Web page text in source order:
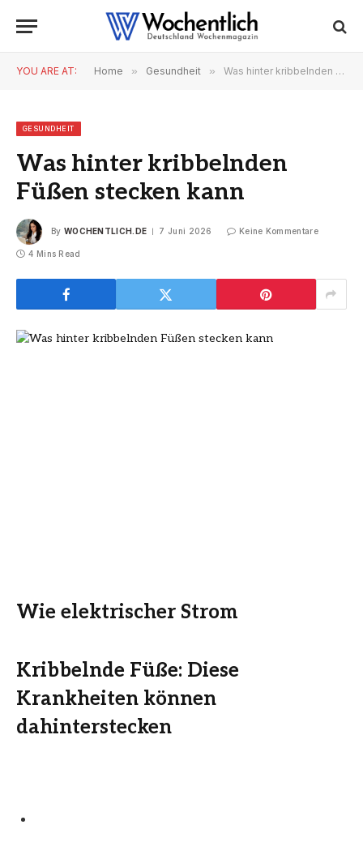
YOU ARE AT: Home » Gesundheit » Was hinter kribbelnden Füßen stecken kann
GESUNDHEIT
Was hinter kribbelnden
Füßen stecken kann
By WOCHENTLICH.DE 7 Juni 2026 Keine Kommentare
4 Mins Read
Wie elektrischer Strom
Kribbelnde Füße: Diese
Krankheiten können
dahinterstecken